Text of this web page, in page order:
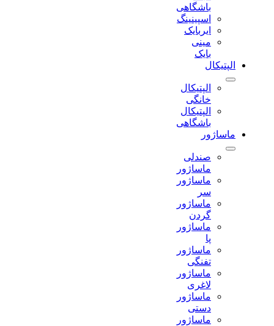
باشگاهی
اسپینینگ
ایربایک
مینی
الپتیکال
الپتیکال
خانگی
الپتیکال
باشگاهی
ماساژور
صندلی
ماساژور
ماساژور
ماساژور
ماساژور
ماساژور
تفنگی
ماساژور
لاغری
ماساژور
دستی
ماساژور